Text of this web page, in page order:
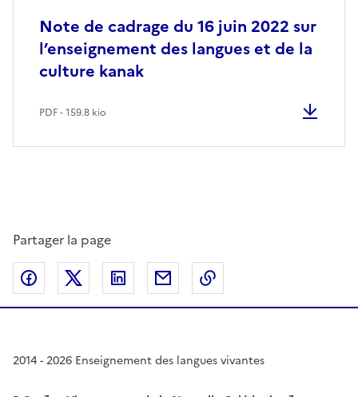
Note de cadrage du 16 juin 2022 sur
l’enseignement des langues et de la
culture kanak
PDF - 159.8 kio
Partager la page
Partager sur Facebook
Partager sur Twitter
Partager sur LinkedIn
Partager par email
2014 - 2026 Enseignement des langues vivantes